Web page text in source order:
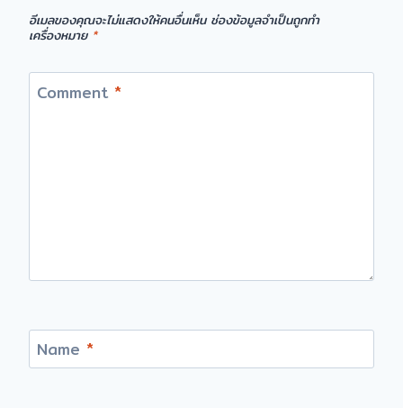
อีเมลของคุณจะไม่แสดงให้คนอื่นเห็น ช่องข้อมูลจำเป็นถูกทำ
เครื่องหมาย *
Comment *
Name *